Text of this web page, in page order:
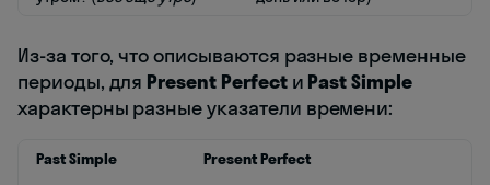
Из-за того, что описываются разные временные
периоды, для Present Perfectи Past Simple
характерны разные указатели времени:
Past Simple
Present Perfect